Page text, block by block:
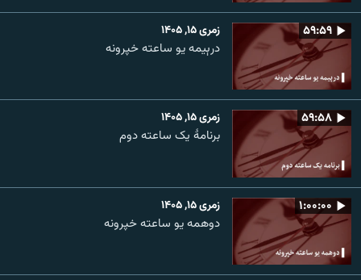
۵۹:۵۹ زمری ۱۵, ۱۴۰۵
درېیمه یو ساعته خپرونه
۵۹:۵۸ زمری ۱۵, ۱۴۰۵
برنامۀ یک ساعته دوم
۱:۰۰:۰۰ زمری ۱۵, ۱۴۰۵
دوهمه یو ساعته خپرونه